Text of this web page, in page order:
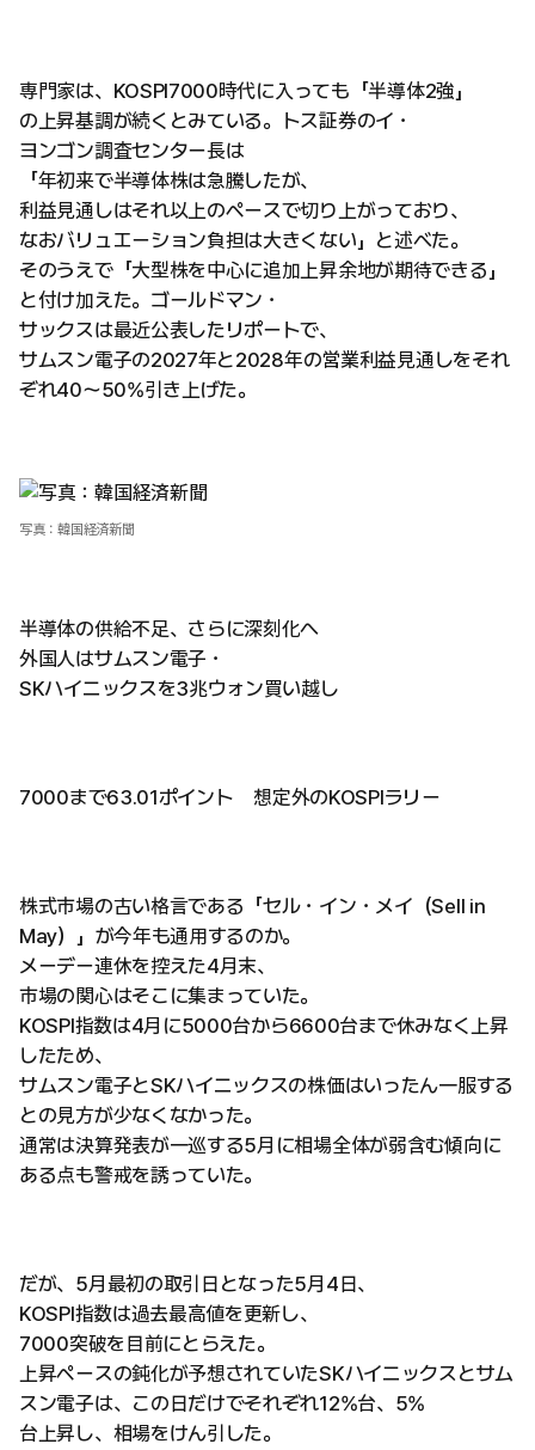
専門家は、KOSPI7000時代に入っても「半導体2強」
の上昇基調が続くとみている。トス証券のイ・
ヨンゴン調査センター長は
「年初来で半導体株は急騰したが、
利益見通しはそれ以上のペースで切り上がっており、
なおバリュエーション負担は大きくない」と述べた。
そのうえで「大型株を中心に追加上昇余地が期待できる」
と付け加えた。ゴールドマン・
サックスは最近公表したリポートで、
サムスン電子の2027年と2028年の営業利益見通しをそれ
ぞれ40〜50%引き上げた。
写真：韓国経済新聞
半導体の供給不足、さらに深刻化へ
外国人はサムスン電子・
SKハイニックスを3兆ウォン買い越し
7000まで63.01ポイント 想定外のKOSPIラリー
株式市場の古い格言である「セル・イン・メイ（Sell in
May）」が今年も通用するのか。
メーデー連休を控えた4月末、
市場の関心はそこに集まっていた。
KOSPI指数は4月に5000台から6600台まで休みなく上昇
したため、
サムスン電子とSKハイニックスの株価はいったん一服する
との見方が少なくなかった。
通常は決算発表が一巡する5月に相場全体が弱含む傾向に
ある点も警戒を誘っていた。
だが、5月最初の取引日となった5月4日、
KOSPI指数は過去最高値を更新し、
7000突破を目前にとらえた。
上昇ペースの鈍化が予想されていたSKハイニックスとサム
スン電子は、この日だけでそれぞれ12%台、5%
台上昇し、相場をけん引した。